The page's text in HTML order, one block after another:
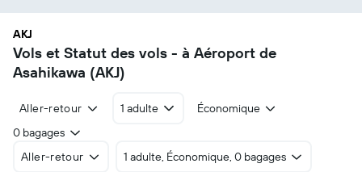
AKJ
Vols et Statut des vols - à Aéroport de
Asahikawa (AKJ)
Aller-retour 1 adulte
Économique
0 bagages
Aller-retour
1 adulte, Économique, 0 bagages